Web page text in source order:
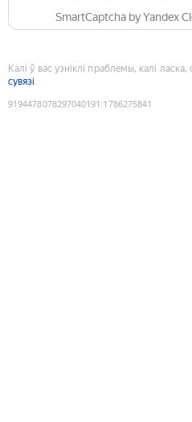
SmartCaptcha by Yandex
Калі ў вас узніклі праблемы, калі
сувязі
9194478078297040191 :1786275841